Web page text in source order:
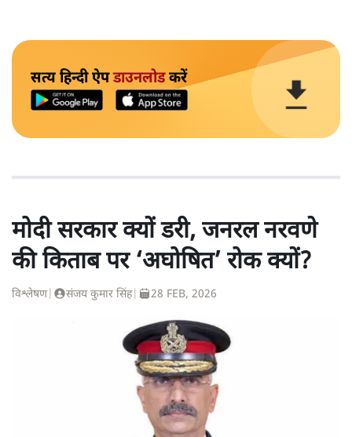
सत्य हिन्दी ऐपडाउनलोडकरें
मोदी सरकार क्यों डरी, जनरल नरवणे
की किताब पर ‘अघोषित’ रोक क्यों?
विश्लेषण| संजय कुमार सिंह| 28 FEB, 2026